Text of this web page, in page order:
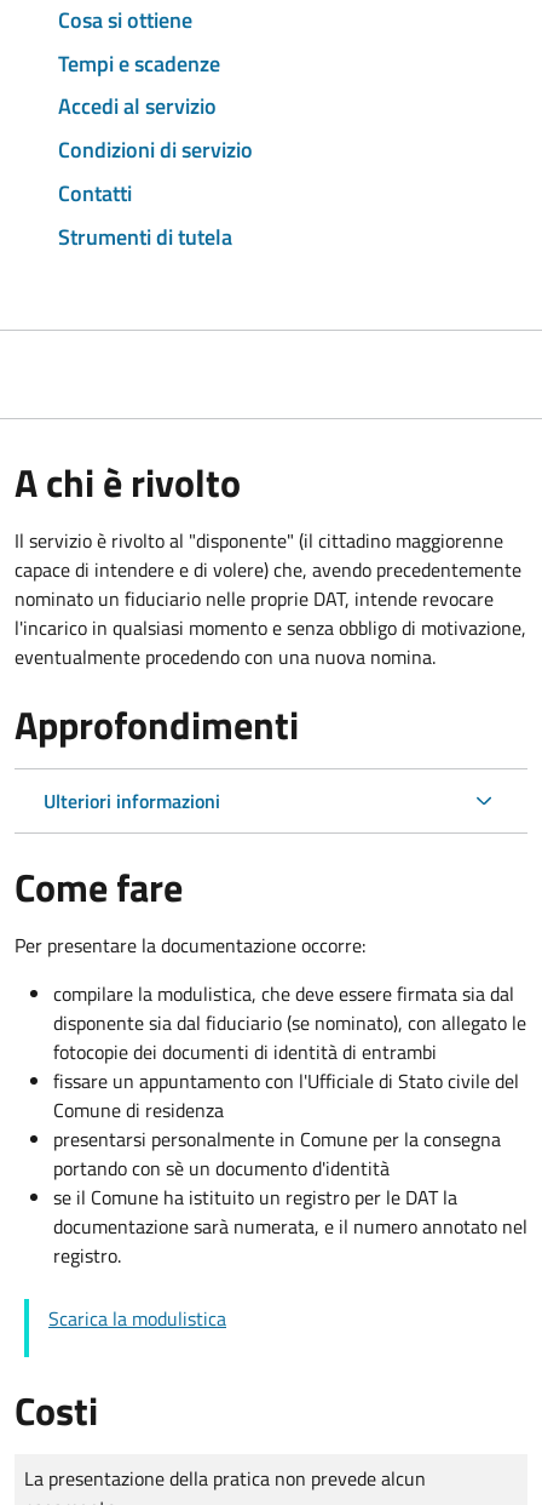
Cosa si ottiene
Tempi e scadenze
Accedi al servizio
Condizioni di servizio
Contatti
Strumenti di tutela
A chi è rivolto
Il servizio è rivolto al "disponente" (il cittadino maggiorenne
capace di intendere e di volere) che, avendo precedentemente
nominato un fiduciario nelle proprie DAT, intende revocare
l'incarico in qualsiasi momento e senza obbligo di motivazione,
eventualmente procedendo con una nuova nomina.
Approfondimenti
Ulteriori informazioni
Come fare
Per presentare la documentazione occorre:
compilare la modulistica, che deve essere firmata sia dal
disponente sia dal fiduciario (se nominato), con allegato le
fotocopie dei documenti di identità di entrambi
fissare un appuntamento con l'Ufficiale di Stato civile del
Comune di residenza
presentarsi personalmente in Comune per la consegna
portando con sè un documento d'identità
se il Comune ha istituito un registro per le DAT la
documentazione sarà numerata, e il numero annotato nel
registro.
Scarica la modulistica
Costi
Tipo di pagamento
Importo
La presentazione della pratica non prevede alcun